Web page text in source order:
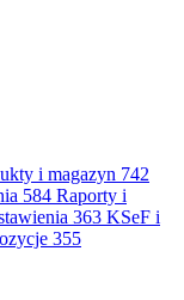
i magazyn 742
584 Raporty i
363 KSeF i
355